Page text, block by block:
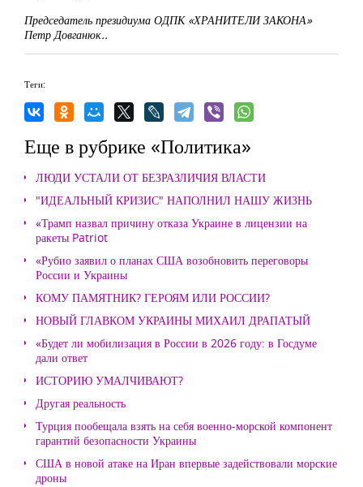
Председатель президиума ОДПК «ХРАНИТЕЛИ ЗАКОНА»
Петр Довганюк..
Теги:
Еще в рубрике «Политика»
ЛЮДИ УСТАЛИ ОТ БЕЗРАЗЛИЧИЯ ВЛАСТИ
"ИДЕАЛЬНЫЙ КРИЗИС" НАПОЛНИЛ НАШУ ЖИЗНЬ
«Трамп назвал причину отказа Украине в лицензии на
ракеты Patriot
«Рубио заявил о планах США возобновить переговоры
России и Украины
КОМУ ПАМЯТНИК? ГЕРОЯМ ИЛИ РОССИИ?
НОВЫЙ ГЛАВКОМ УКРАИНЫ МИХАИЛ ДРАПАТЫЙ
«Будет ли мобилизация в России в 2026 году: в Госдуме
дали ответ
ИСТОРИЮ УМАЛЧИВАЮТ?
Другая реальность
Турция пообещала взять на себя военно-морской компонент
гарантий безопасности Украины
США в новой атаке на Иран впервые задействовали морские
дроны